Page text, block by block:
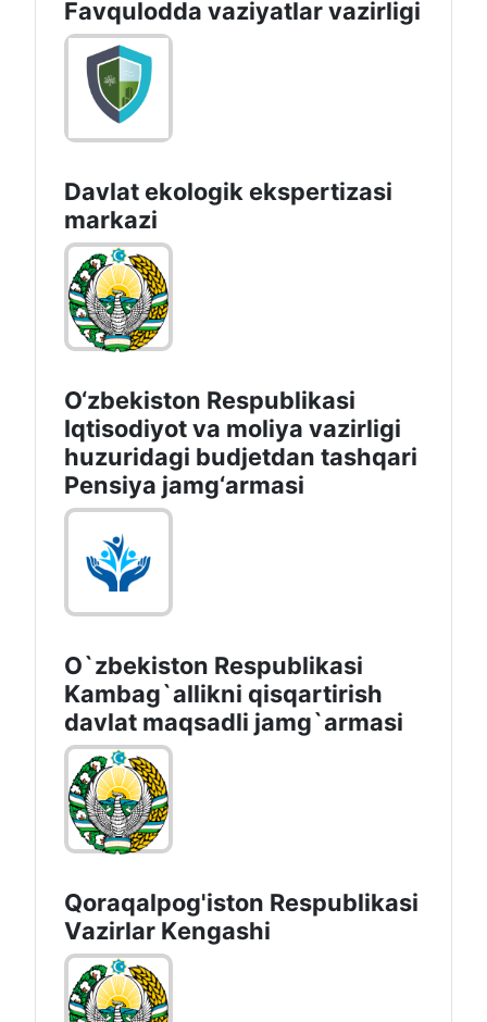
Favqulodda vaziyatlar vazirligi
Davlat ekologik ekspertizasi
markazi
O‘zbekiston Respublikasi
Iqtisodiyot va moliya vazirligi
huzuridagi budjetdan tashqari
Pensiya jamg‘armasi
O`zbekiston Respublikasi
Kambag`allikni qisqartirish
davlat maqsadli jamg`armasi
Qoraqalpog'iston Rеspublikаsi
Vаzirlаr Kеngаshi